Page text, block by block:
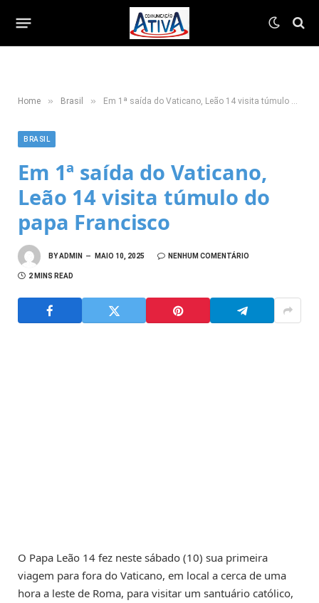
Home » Brasil » Em 1ª saída do Vaticano, Leão 14 visita túmulo do papa Francisco
BRASIL
Em 1ª saída do Vaticano,
Leão 14 visita túmulo do
papa Francisco
BYADMIN MAIO 10, 2025 NENHUM COMENTÁRIO
2 MINS READ
O Papa Leão 14 fez neste sábado (10) sua primeira
viagem para fora do Vaticano, em local a cerca de uma
hora a leste de Roma, para visitar um santuário católico,